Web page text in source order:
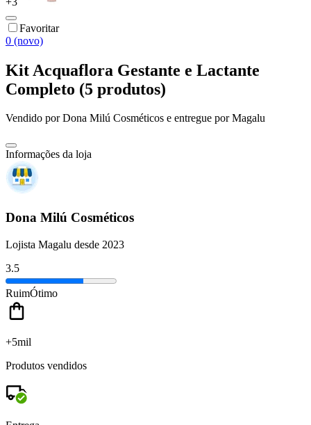
Favoritar
0 (novo)
Kit Acquaflora Gestante e Lactante
Completo (5 produtos)
Vendido porDona Milú Cosméticos e entregue por Magalu
Informações da loja
Dona Milú Cosméticos
Lojista Magalu desde 2023
3.5
RuimÓtimo
+5mil
Produtos vendidos